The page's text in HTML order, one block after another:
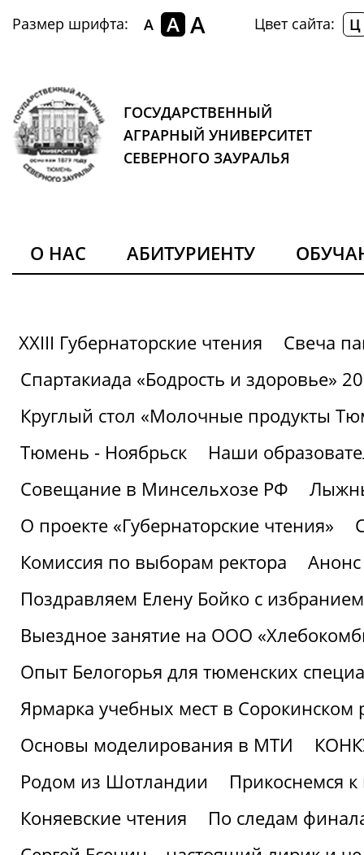
Размер шрифта: A A A Цвет сайта: Ц
ГОСУДАРСТВЕННЫЙ
АГРАРНЫЙ УНИВЕРСИТЕТ
СЕВЕРНОГО ЗАУРАЛЬЯ
О НАС АБИТУРИЕНТУ
XXIII Губернаторские чтения
Свеча
Спартакиада «Бодрость и здоровье»
Круглый стол «Молочные продукты
Тюмень - Ноябрьск
Наши
Совещание в Минсельхозе РФ
О проекте «Губернаторские чтения»
Комиссия по выборам ректора
Поздравляем Елену Бойко с
Выездное занятие на ООО
Опыт Белогорья для тюменских
Ярмарка учебных мест в Сорокинском
Основы моделирования в МТИ
Родом из Шотландии
Прикоснемся
Коняевские чтения
По следам